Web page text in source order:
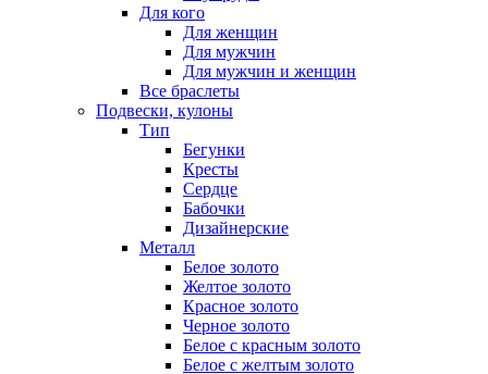
Для кого
Для женщин
Для мужчин
Для мужчин и женщин
Все браслеты
Подвески, кулоны
Тип
Бегунки
Кресты
Сердце
Бабочки
Дизайнерские
Металл
Белое золото
Желтое золото
Красное золото
Черное золото
Белое с красным золото
Белое с желтым золото